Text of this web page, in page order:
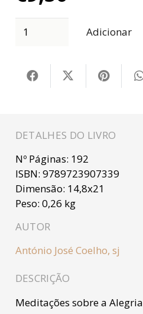
Adicionar
DETALHES DO LIVRO
Nº Páginas: 192
ISBN: 9789723907339
Dimensão: 14,8x21
Peso: 0,26 kg
AUTOR
António José Coelho, sj
DESCRIÇÃO
Meditações sobre a Alegria